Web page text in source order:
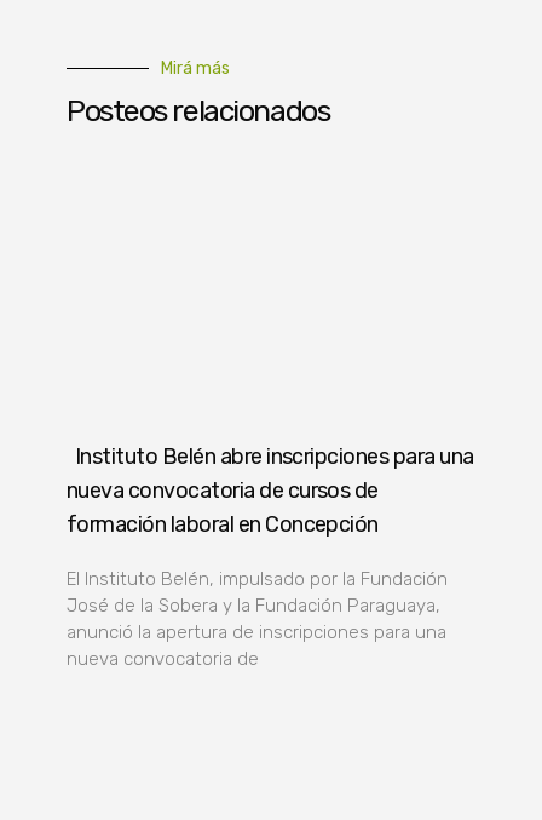
Mirá más
Posteos relacionados
Instituto Belén abre inscripciones para una
nueva convocatoria de cursos de
formación laboral en Concepción
El Instituto Belén, impulsado por la Fundación
José de la Sobera y la Fundación Paraguaya,
anunció la apertura de inscripciones para una
nueva convocatoria de